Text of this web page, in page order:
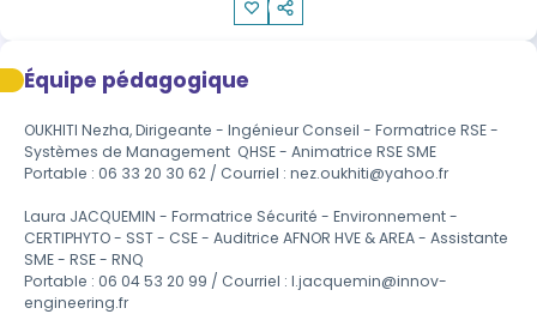
Équipe pédagogique
OUKHITI Nezha, Dirigeante - Ingénieur Conseil - Formatrice RSE -
Systèmes de Management  QHSE - Animatrice RSE SME
Portable : 06 33 20 30 62 / Courriel : nez.oukhiti@yahoo.fr
Laura JACQUEMIN - Formatrice Sécurité - Environnement -
CERTIPHYTO - SST - CSE - Auditrice AFNOR HVE & AREA - Assistante
SME - RSE - RNQ
Portable : 06 04 53 20 99 / Courriel : l.jacquemin@innov-
engineering.fr